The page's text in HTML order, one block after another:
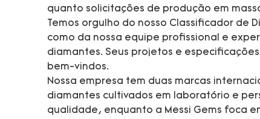
quanto solicitações de produção em
Temos orgulho do nosso Classificador de
como da nossa equipe profissional e
diamantes. Seus projetos e especificações
bem-vindos.
Nossa empresa tem duas marcas
diamantes cultivados em laboratório e
qualidade, enquanto a Messi Gems foca